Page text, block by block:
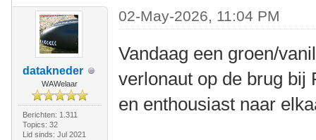
datakneder
WAWelaar
Berichten: 1.311
Topics: 32
Lid sinds: Jul 2021
02-May-2026, 11:04 PM
Vandaag een groen/
verlonaut op de brug bij
en enthousiast naar